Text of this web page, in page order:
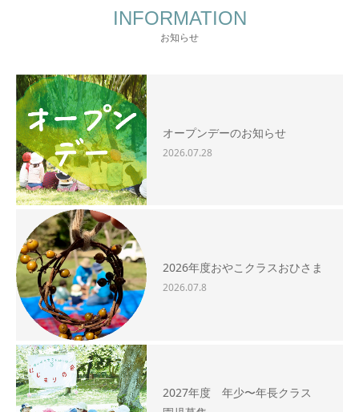
INFORMATION
お知らせ
オープンデーのお知らせ
2026.07.28
2026年度おやこクラスおひさま
2026.07.8
2027年度 年少〜年長クラス